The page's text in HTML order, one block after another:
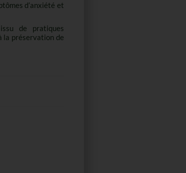
d’anxiété et
de pratiques
la préservation de